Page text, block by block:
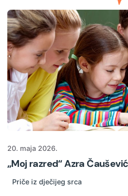
20. maja 2026.
„Moj razred“ Azra
Priče iz dječijeg srca